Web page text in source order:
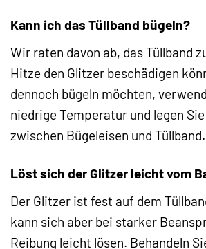
Kann ich das Tüllband bügeln?
Wir raten davon ab, das Tüllband
Hitze den Glitzer beschädigen
dennoch bügeln möchten,
niedrige Temperatur und legen
zwischen Bügeleisen und Tüllband.
Löst sich der Glitzer leicht vom
Der Glitzer ist fest auf dem
kann sich aber bei starker
Reibung leicht lösen. Behandeln